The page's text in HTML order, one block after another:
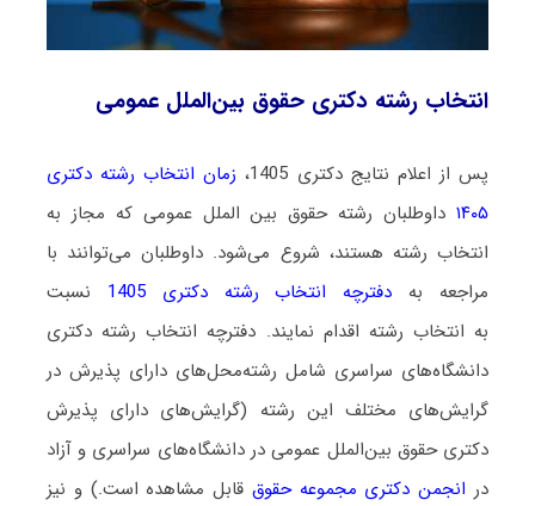
انتخاب رشته دکتری حقوق بین‌الملل عمومی
پس از اعلام نتایج دکتری 1405،
زمان انتخاب رشته دکتری
۱۴۰۵داوطلبان رشته حقوق بین ‌الملل عمومی که مجاز به
انتخاب رشته هستند، شروع می‌شود. داوطلبان می‌توانند با
مراجعه به دفترچه انتخاب رشته دکتری 1405
نسبت
به انتخاب رشته اقدام نمایند. دفترچه انتخاب رشته دکتری
دانشگاه‌های سراسری شامل رشته‌محل‌های دارای پذیرش در
گرایش‌های مختلف این رشته (گرایش‌های دارای پذیرش
دکتری حقوق بین‌الملل عمومی در دانشگاه‌های سراسری و آزاد
در انجمن دکتری مجموعه حقوق قابل مشاهده است.) و نیز